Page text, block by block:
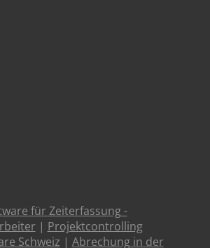
für Zeiterfassung -
| Projektcontrolling
Schweiz | Abrechung in der